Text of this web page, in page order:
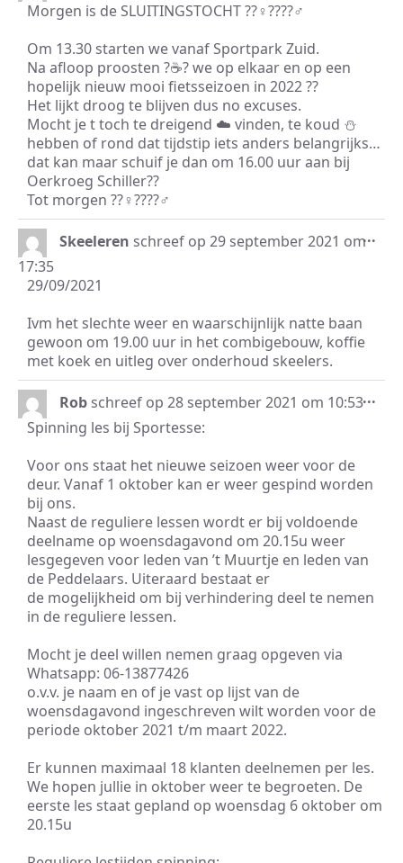
Morgen is de SLUITINGSTOCHT ??‍♀️????‍♂️
Om 13.30 starten we vanaf Sportpark Zuid.
Na afloop proosten ?☕️? we op elkaar en op een
hopelijk nieuw mooi fietsseizoen in 2022 ??
Het lijkt droog te blijven dus no excuses.
Mocht je t toch te dreigend ☁️ vinden, te koud ⛄️
hebben of rond dat tijdstip iets anders belangrijks…
dat kan maar schuif je dan om 16.00 uur aan bij
Oerkroeg Schiller??
Tot morgen ??‍♀️????‍♂️
Skeeleren schreef op 29 september 2021 om
17:35
29/09/2021
Ivm het slechte weer en waarschijnlijk natte baan
gewoon om 19.00 uur in het combigebouw, koffie
met koek en uitleg over onderhoud skeelers.
...
Rob schreef op 28 september 2021 om 10:53
Spinning les bij Sportesse:
Voor ons staat het nieuwe seizoen weer voor de
deur. Vanaf 1 oktober kan er weer gespind worden
bij ons.
Naast de reguliere lessen wordt er bij voldoende
deelname op woensdagavond om 20.15u weer
lesgegeven voor leden van ’t Muurtje en leden van
de Peddelaars. Uiteraard bestaat er
de mogelijkheid om bij verhindering deel te nemen
in de reguliere lessen.
Mocht je deel willen nemen graag opgeven via
Whatsapp: 06-13877426
o.v.v. je naam en of je vast op lijst van de
woensdagavond ingeschreven wilt worden voor de
periode oktober 2021 t/m maart 2022.
Er kunnen maximaal 18 klanten deelnemen per les.
We hopen jullie in oktober weer te begroeten. De
eerste les staat gepland op woensdag 6 oktober om
20.15u
...